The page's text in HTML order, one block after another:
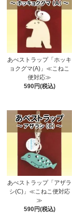
あべストラップ「ホッキ
ョクグマ(A)」≪こねこ
便対応≫
590円(税込)
あべストラップ「アザラ
シ(C)」≪こねこ便対応
≫
590円(税込)